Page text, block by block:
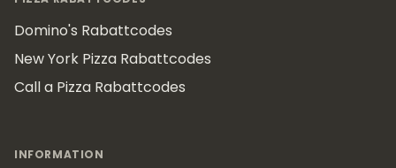
Domino's Rabattcodes
New York Pizza Rabattcodes
Call a Pizza Rabattcodes
INFORMATION